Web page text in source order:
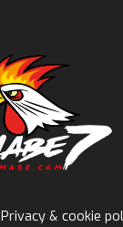
Privacy & cookie